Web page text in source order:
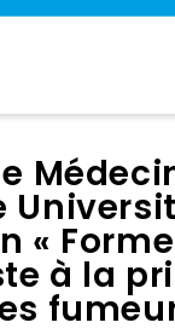
cookies
«
à la